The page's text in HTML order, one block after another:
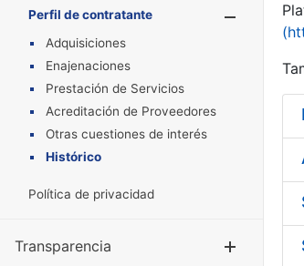
Perfil de contratante
Adquisiciones
Enajenaciones
Prestación de Servicios
Acreditación de Proveedores
Otras cuestiones de interés
Histórico
Política de privacidad
Transparencia